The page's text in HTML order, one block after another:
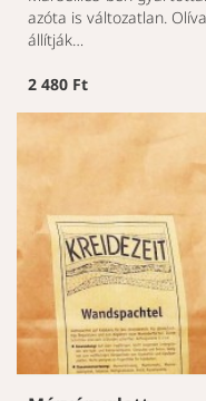
azóta is változatlan.
állítják…
2 480 Ft